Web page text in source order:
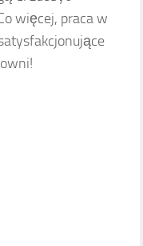
więcej, praca w